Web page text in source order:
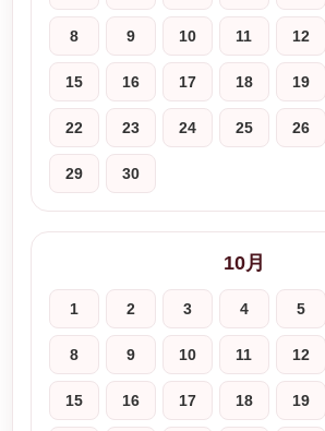
8 9 10 11 12
15 16 17 18 19
22 23 24 25 26
29 30
10月
1 2 3 4 5
8 9 10 11 12
15 16 17 18 19